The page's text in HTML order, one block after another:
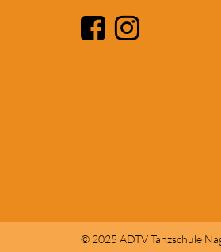
© 2025 ADTV Tanzschule